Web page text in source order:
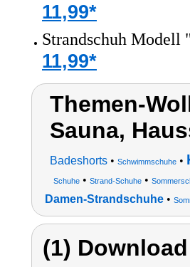
11,99*
Strandschuh Modell
11,99*
Themen-
Sauna,
Badeshorts • Schwimmschuhe •
Schuhe• Strand-Schuhe•
Damen-Strandschuhe •
(1)